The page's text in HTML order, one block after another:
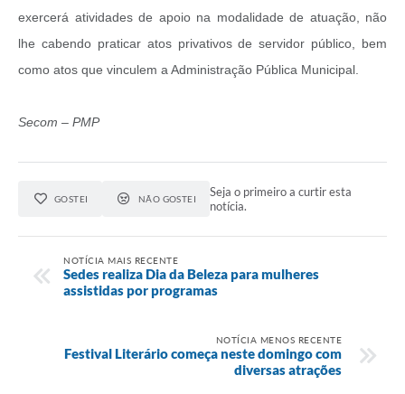
exercerá atividades de apoio na modalidade de atuação, não
lhe cabendo praticar atos privativos de servidor público, bem
como atos que vinculem a Administração Pública Municipal.
Secom – PMP
GOSTEI NÃO GOSTEI
Seja o primeiro a curtir esta
notícia.
NOTÍCIA MAIS RECENTE
Sedes realiza Dia da Beleza para mulheres
assistidas por programas
NOTÍCIA MENOS RECENTE
Festival Literário começa neste domingo com
diversas atrações